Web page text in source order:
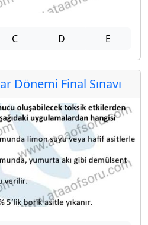
C D E
Dönemi Final Sınavı